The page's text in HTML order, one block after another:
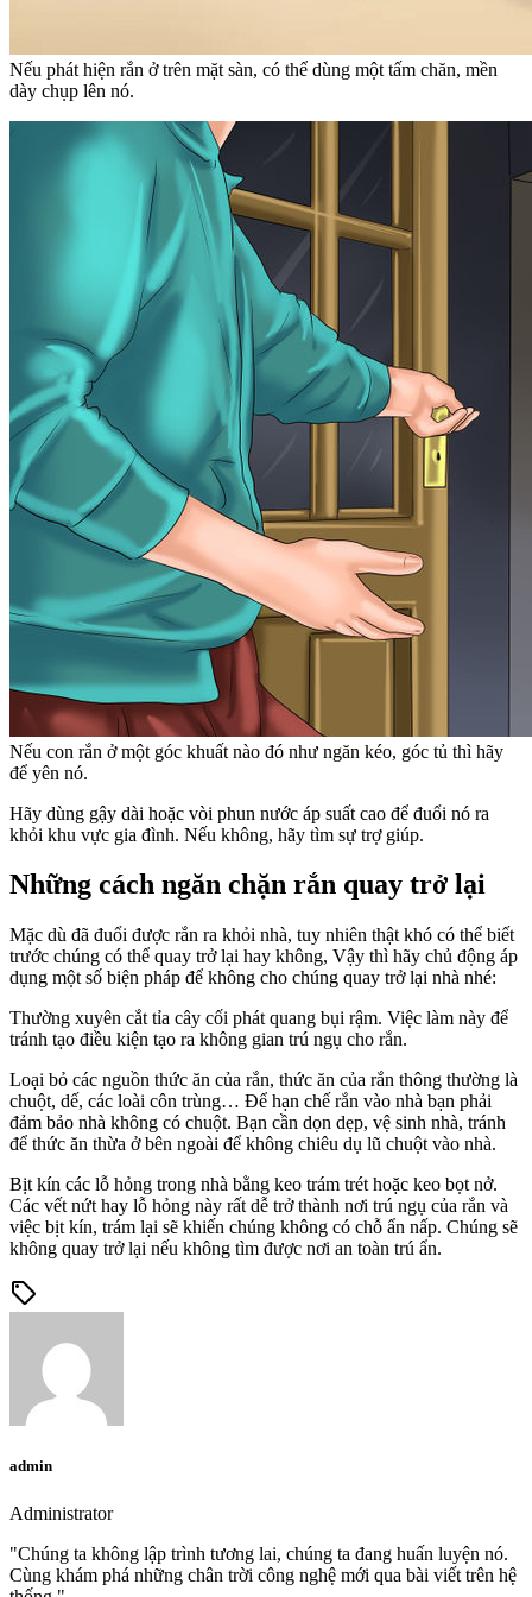
Nếu phát hiện rắn ở trên mặt sàn, có thể dùng một tấm chăn, mền
dày chụp lên nó.
Nếu con rắn ở một góc khuất nào đó như ngăn kéo, góc tủ thì hãy
để yên nó.
Hãy dùng gậy dài hoặc vòi phun nước áp suất cao để đuổi nó ra
khỏi khu vực gia đình. Nếu không, hãy tìm sự trợ giúp.
Những cách ngăn chặn rắn quay trở lại
Mặc dù đã đuổi được rắn ra khỏi nhà, tuy nhiên thật khó có thể biết
trước chúng có thể quay trở lại hay không, Vậy thì hãy chủ động áp
dụng một số biện pháp để không cho chúng quay trở lại nhà nhé:
Thường xuyên cắt tỉa cây cối phát quang bụi rậm. Việc làm này để
tránh tạo điều kiện tạo ra không gian trú ngụ cho rắn.
Loại bỏ các nguồn thức ăn của rắn, thức ăn của rắn thông thường là
chuột, dế, các loài côn trùng… Để hạn chế rắn vào nhà bạn phải
đảm bảo nhà không có chuột. Bạn cần dọn dẹp, vệ sinh nhà, tránh
để thức ăn thừa ở bên ngoài để không chiêu dụ lũ chuột vào nhà.
Bịt kín các lỗ hỏng trong nhà bằng keo trám trét hoặc keo bọt nở.
Các vết nứt hay lỗ hỏng này rất dễ trở thành nơi trú ngụ của rắn và
việc bịt kín, trám lại sẽ khiến chúng không có chỗ ẩn nấp. Chúng sẽ
không quay trở lại nếu không tìm được nơi an toàn trú ẩn.
sell
admin
Administrator
"Chúng ta không lập trình tương lai, chúng ta đang huấn luyện nó.
Cùng khám phá những chân trời công nghệ mới qua bài viết trên hệ